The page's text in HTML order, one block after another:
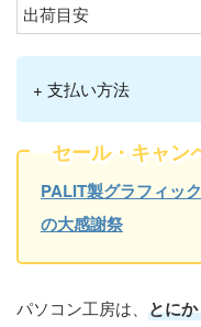
出荷目安
+ 支払い方法
セール・キャン
PALIT製グラフィッ
の大感謝祭
パソコン工房は、 とに